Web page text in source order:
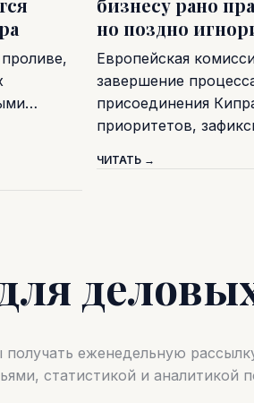
но поздно
Европейская
завершение
присоединения
приоритетов,
ЧИТАТЬ →
еженедельную
статистикой и аналитикой